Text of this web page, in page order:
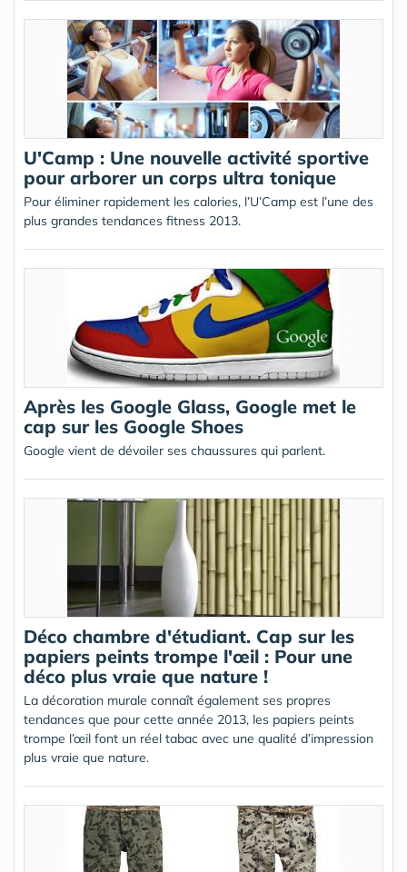
U'Camp : Une nouvelle activité sportive
pour arborer un corps ultra tonique
Pour éliminer rapidement les calories, l’U’Camp est l’une des
plus grandes tendances fitness 2013.
Après les Google Glass, Google met le
cap sur les Google Shoes
Google vient de dévoiler ses chaussures qui parlent.
Déco chambre d'étudiant. Cap sur les
papiers peints trompe l'œil : Pour une
déco plus vraie que nature !
La décoration murale connaît également ses propres
tendances que pour cette année 2013, les papiers peints
trompe l’œil font un réel tabac avec une qualité d’impression
plus vraie que nature.